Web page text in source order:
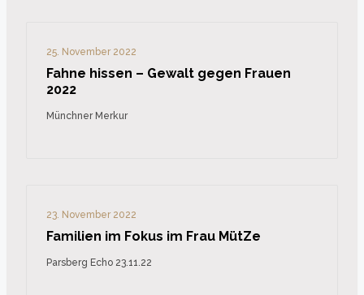
25. November 2022
Fahne hissen – Gewalt gegen Frauen
2022
Münchner Merkur
23. November 2022
Familien im Fokus im Frau MütZe
Parsberg Echo 23.11.22